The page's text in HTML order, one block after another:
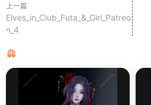
上一篇
Elves_in_Club_Futa_&_Girl_Patreo
n_4